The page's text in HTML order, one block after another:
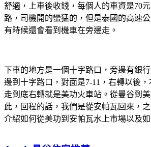
舒適，上車後收錢，每個人的車資是70
路，司機開的蠻猛的，但是泰國的高速
有時候還會看到機車在旁邊走。
下車的地方是一個十字路口，旁邊有銀
邊到十字路口，對面是7-11，右轉以後
走到底右轉就是美功火車站。從曼谷到
此，回程的話，我們是從安帕瓦回來，
介紹如何從美功到安帕瓦水上市場以及如